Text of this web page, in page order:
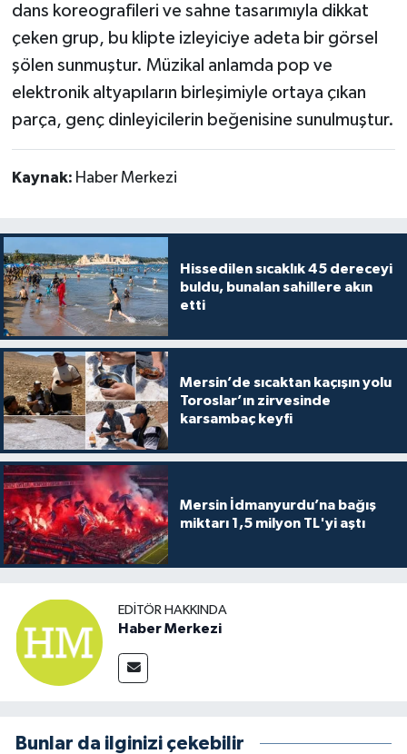
dans koreografileri ve sahne tasarımıyla dikkat
çeken grup, bu klipte izleyiciye adeta bir görsel
şölen sunmuştur. Müzikal anlamda pop ve
elektronik altyapıların birleşimiyle ortaya çıkan
parça, genç dinleyicilerin beğenisine sunulmuştur.
Kaynak: Haber Merkezi
Hissedilen sıcaklık 45 dereceyi
buldu, bunalan sahillere akın
etti
Mersin’de sıcaktan kaçışın yolu
Toroslar’ın zirvesinde
karsambaç keyfi
Mersin İdmanyurdu’na bağış
miktarı 1,5 milyon TL'yi aştı
EDITÖR HAKKINDA
Haber Merkezi
Bunlar da ilginizi çekebilir